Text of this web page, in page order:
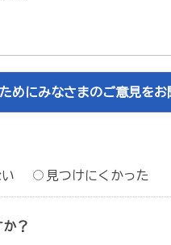
めにみなさまのご意見をお
見つけにくかった
？